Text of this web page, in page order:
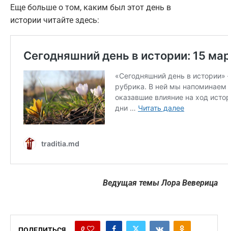
Еще больше о том, каким был этот день в
истории читайте здесь:
Ведущая темы Лора Веверица
0